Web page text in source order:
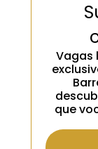
Vagas
que